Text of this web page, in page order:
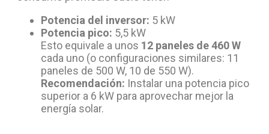
Potencia del inversor: 5 kW
Potencia pico: 5,5 kW
Esto equivale a unos 12 paneles de 460 W
cada uno (o configuraciones similares: 11
paneles de 500 W, 10 de 550 W).
Recomendación: Instalar una potencia pico
superior a 6 kW para aprovechar mejor la
energía solar.